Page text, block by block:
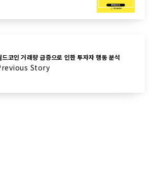
드코인 거래량 급증으로 인한 투자자 행동 분석
Story